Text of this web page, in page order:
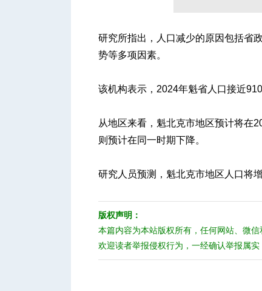
研究所指出，人口减少的原因包括省
势等多项因素。
该机构表示，2024年魁省人口接近
从地区来看，魁北克市地区预计将在
则预计在同一时期下降。
研究人员预测，魁北克市地区人口将
版权声明：
本篇内容为本站版权所有，任何网站、微
欢迎读者举报侵权行为，一经确认举报属实